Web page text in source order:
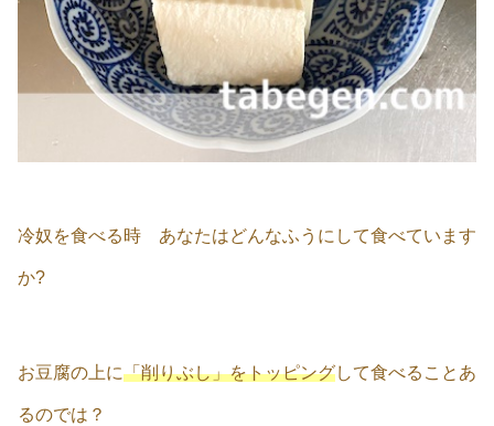
冷奴を食べる時 あなたはどんなふうにして食べています
か?
お豆腐の上に「削りぶし」をトッピングして食べることあ
るのでは？